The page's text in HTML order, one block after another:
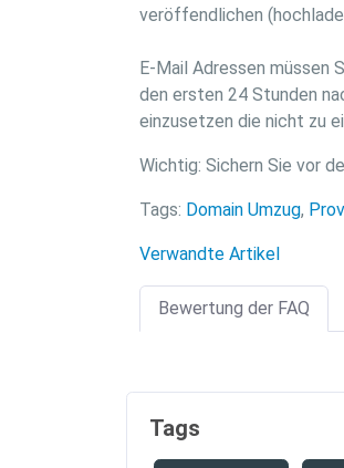
veröffendlichen
E-Mail Adressen müssen
den ersten 24 Stunden
einzusetzen die nicht zu
Wichtig: Sichern Sie vor
Tags: Domain Umzug,
Verwandte Artikel
Bewertung der FAQ
Tags